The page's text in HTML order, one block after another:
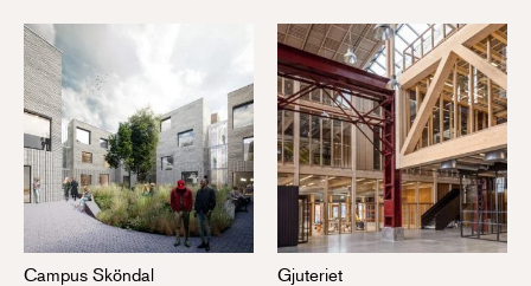
Campus Sköndal Gjuteriet